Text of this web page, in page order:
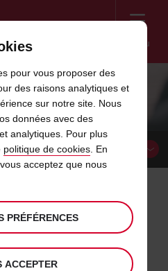
Menu
RAPPEL AVIS
pour votre entreprise
ou un travailleur
notre équipe est prête à
pour vous proposer des
des raisons analytiques et
sur notre site. Nous
données avec des
analytiques. Pour plus
politique de cookies. En
acceptez que nous
PRÉFÉRENCES
ACCEPTER